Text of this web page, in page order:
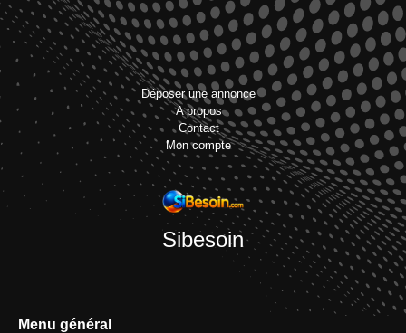
Déposer une annonce
A propos
Contact
Mon compte
Sibesoin
Menu général